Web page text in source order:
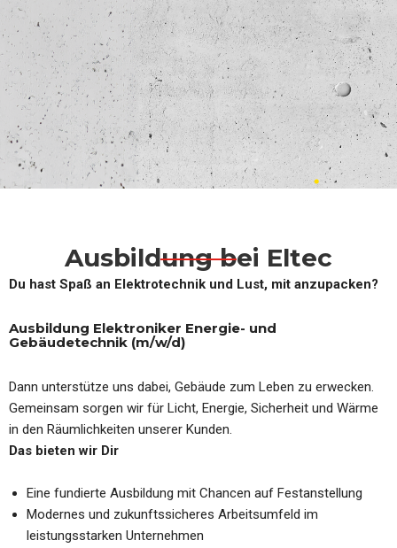
Ausbildung bei Eltec
Du hast Spaß an Elektrotechnik und Lust, mit anzupacken?
Ausbildung Elektroniker Energie- und
Gebäudetechnik (m/w/d)
Dann unterstütze uns dabei, Gebäude zum Leben zu erwecken.
Gemeinsam sorgen wir für Licht, Energie, Sicherheit und Wärme
in den Räumlichkeiten unserer Kunden.
Das bieten wir Dir
Eine fundierte Ausbildung mit Chancen auf Festanstellung
Modernes und zukunftssicheres Arbeitsumfeld im
leistungsstarken Unternehmen